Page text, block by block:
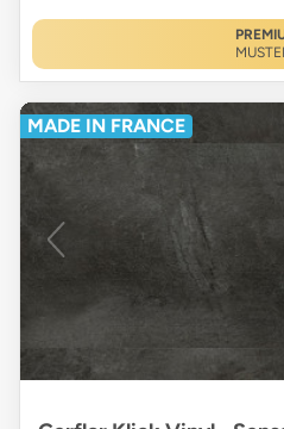
MADE IN FRANCE